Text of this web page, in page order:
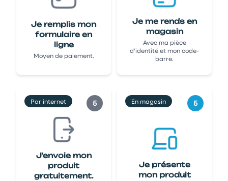
Je remplis mon
formulaire en
ligne
Moyen de paiement.
Je me rends en
magasin
Avec ma pièce
d'identité et mon code-
barre.
Par internet 5
J'envoie mon
produit
gratuitement.
En magasin 5
Je présente
mon produit